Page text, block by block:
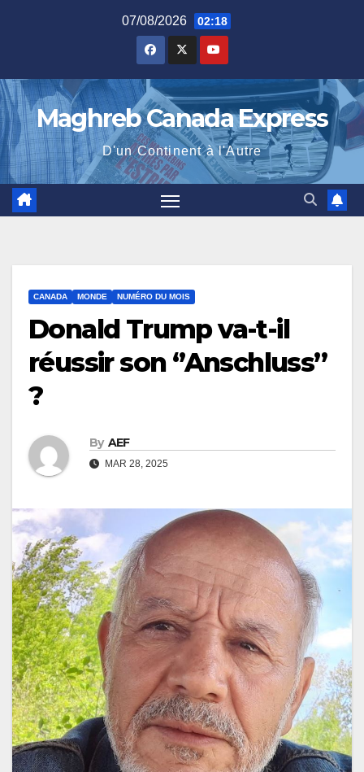
07/08/2026 02:18
Maghreb Canada Express
D'un Continent à l'Autre
CANADA MONDE NUMÉRO DU MOIS
Donald Trump va-t-il
réussir son ‘’Anschluss’’
?
By AEF
MAR 28, 2025